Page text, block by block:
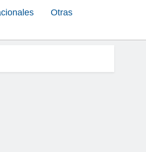
Otras